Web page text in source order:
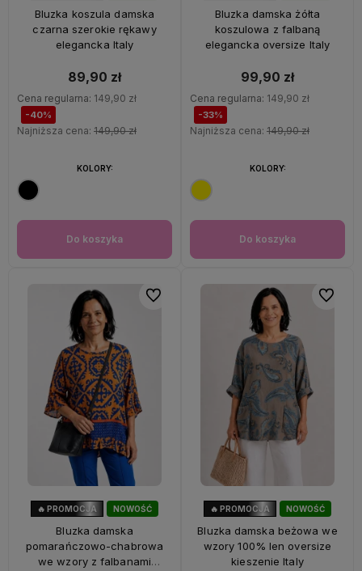
Bluzka koszula damska
czarna szerokie rękawy
elegancka Italy
89,90 zł
Cena regularna: 149,90 zł
-40%
Najniższa cena: 149,90 zł
Do koszyka
KOLORY:
OKAZJA
Bluzka damska żółta
koszulowa z falbaną
elegancka oversize Italy
99,90 zł
Cena regularna: 149,90 zł
-33%
Najniższa cena: 149,90 zł
Do koszyka
KOLORY:
NOWOŚĆ
🔥 PROMOCJA
Bluzka damska
pomarańczowo-chabrowa
we wzory z falbanami
Do ulubionych
NOWOŚĆ
OKAZJA
🔥 PROMOCJA
Bluzka damska beżowa we
wzory 100% len oversize
kieszenie Italy
Do